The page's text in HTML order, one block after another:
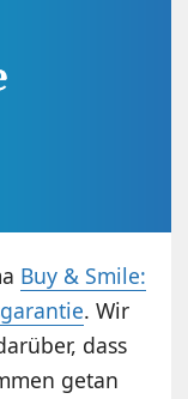
Buy & Smile:
. Wir
dass
getan